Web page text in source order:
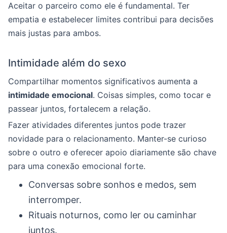
Aceitar o parceiro como ele é fundamental. Ter
empatia e estabelecer limites contribui para decisões
mais justas para ambos.
Intimidade além do sexo
Compartilhar momentos significativos aumenta a
intimidade emocional. Coisas simples, como tocar e
passear juntos, fortalecem a relação.
Fazer atividades diferentes juntos pode trazer
novidade para o relacionamento. Manter-se curioso
sobre o outro e oferecer apoio diariamente são chave
para uma conexão emocional forte.
Conversas sobre sonhos e medos, sem
interromper.
Rituais noturnos, como ler ou caminhar
juntos.